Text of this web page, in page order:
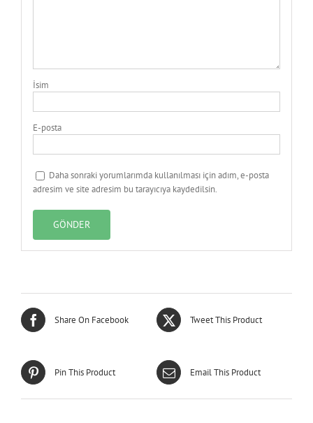
İsim
E-posta
Daha sonraki yorumlarımda kullanılması için adım, e-posta
adresim ve site adresim bu tarayıcıya kaydedilsin.
Share On Facebook Tweet This Product
Pin This Product Email This Product